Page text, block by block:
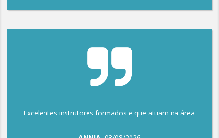
Excelentes instrutores formados e que atuam na área.